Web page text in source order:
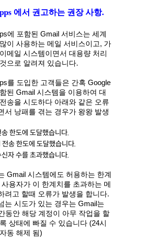
에서 권고하는 권장 사항.
에 포함된 Gmail 서비스는 세계
이 사용하는 메일 서비스이고, 가
메일 시스템이면서 대용량 처리
으로 알려져 있습니다.
를 도입한 고객들은 간혹 Google
된 Gmail 시스템을 이용하여 대
송을 시도하다 아래와 같은 오류
서 낭패를 겪는 경우가 왕왕 발생
한도에 도달했습니다.
송 한도에 도달했습니다.
자 수를 초과했습니다.
Gmail 시스템에도 허용하는 한계
용자가 이 한계치를 초과하는 메
려고 할때 오류가 발생을 합니다.
는 시도가 있는 경우는 Gmail는
동안 해당 계정이 아무 작업을 할
상태에 빠질 수 있습니다 (24시
동 해제 됨)